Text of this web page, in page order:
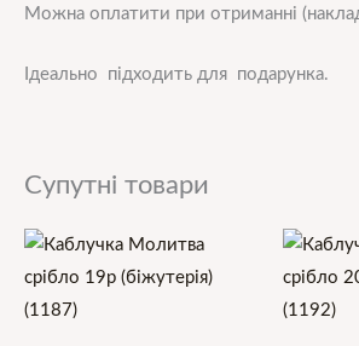
Можна оплатити при отриманні
Ідеально підходить для подарунка.
Супутні товари